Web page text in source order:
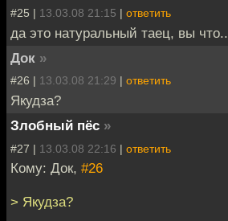
#25 | 13.03.08 21:15 | ответить
да это натуральный таец, вы что..
Док »
#26 | 13.03.08 21:29 | ответить
Якудза?
Злобный пёс »
#27 | 13.03.08 22:16 | ответить
Кому: Док, #26
> Якудза?